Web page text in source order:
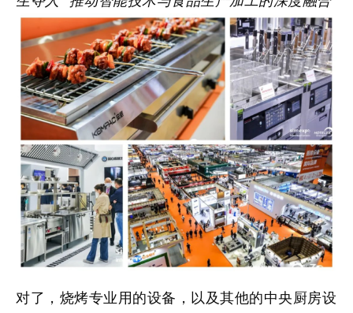
对了，烧烤专业用的设备，以及其他的中央厨房设